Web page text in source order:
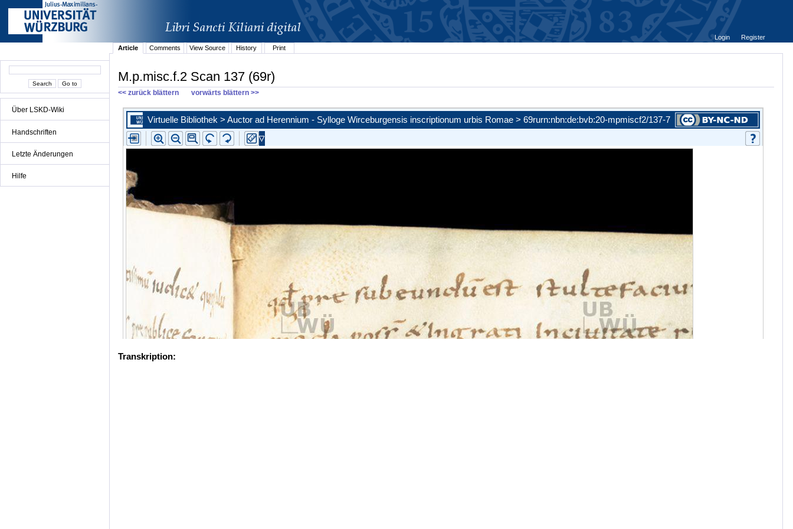
Über LSKD-Wiki
Handschriften
Letzte Änderungen
Hilfe
Login
Register
Article
Comments View Source History Print
M.p.misc.f.2 Scan 137 (69r)
<< zurück blättern vorwärts blättern >>
Transkription: